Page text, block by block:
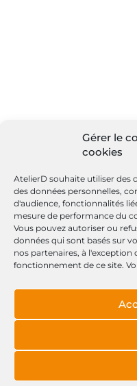
Gérer le
cookies
AtelierD souhaite utiliser des
des données personnelles,
d'audience, fonctionnalités
mesure de performance du
Vous pouvez autoriser ou
données qui sont basés sur
nos partenaires, à l'exception
fonctionnement de ce site.